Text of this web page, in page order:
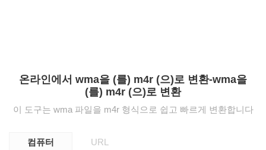
온라인에서 wma을 (를) m4r (으)로 변환-wma을
(를) m4r (으)로 변환
이 도구는 wma 파일을 m4r 형식으로 쉽고 빠르게 변환합니다
컴퓨터 URL